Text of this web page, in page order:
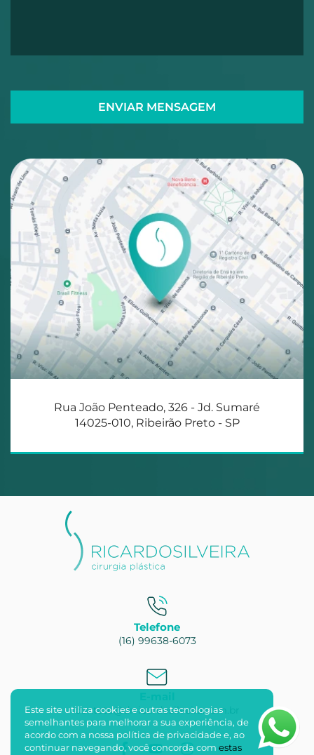
Rua João Penteado, 326 - Jd. Sumaré
14025-010, Ribeirão Preto - SP
Telefone
(16) 99638-6073
E-mail
contato@drricardosilveira.com.br
Este site utiliza cookies e outras tecnologias
semelhantes para melhorar a sua experiência, de
acordo com a nossa polí­tica de privacidade e, ao
continuar navegando, você concorda com estas